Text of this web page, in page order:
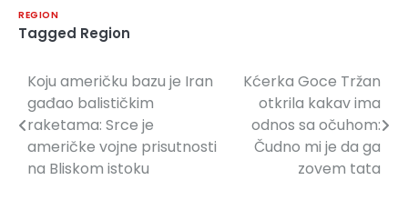
REGION
Tagged Region
Navigacija
članaka
Koju američku bazu je Iran
gađao balističkim
raketama: Srce je
američke vojne prisutnosti
na Bliskom istoku
Kćerka Goce Tržan
otkrila kakav ima
odnos sa očuhom:
Čudno mi je da ga
zovem tata